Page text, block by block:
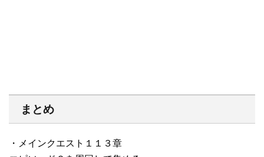
まとめ
・メインクエスト１１３章